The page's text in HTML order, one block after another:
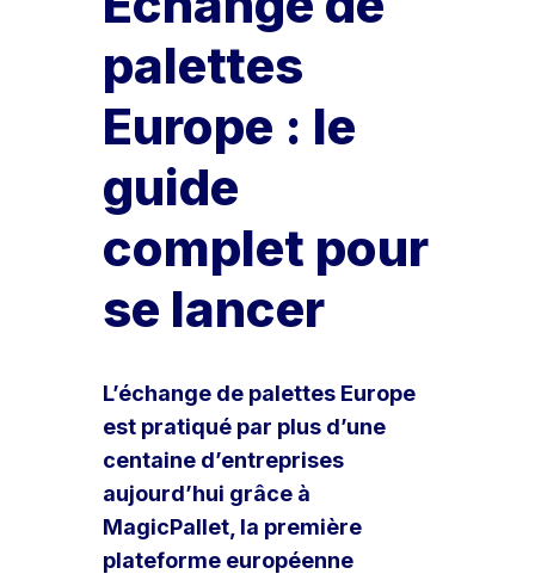
palettes
Europe : le
guide
complet pour
se lancer
L’échange de palettes Europe
est pratiqué par plus d’une
centaine d’entreprises
aujourd’hui grâce à
MagicPallet, la première
plateforme européenne